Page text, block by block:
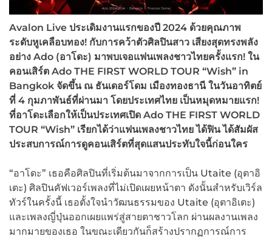
Avalon Live ประเดิมงานแรกของปี 2024 ด้วยคุณภาพ
ระดับหูเคลือบทอง! กับการคว้าตัวศิลปินสาว เสียงสุดทรงพลัง
อย่าง Ado (อาโดะ) มาพบเจอแฟนเพลงชาวไทยครั้งแรก! ใน
คอนเสิร์ต Ado THE FIRST WORLD TOUR “Wish” in
Bangkok จัดขึ้น ณ ธันเดอร์โดม เมืองทองธานี ในวันอาทิตย์
ที่ 4 กุมภาพันธ์ที่ผ่านมา โดยประเทศไทย เป็นหมุดหมายแรก!
ที่อาโดะเลือกให้เป็นประเทศเปิด Ado THE FIRST WORLD
TOUR “Wish” เรียกได้ว่าแฟนเพลงชาวไทย ได้ฟิน ได้สัมผัส
ประสบการณ์การดูคอนเสิร์ตที่สุดแสนประทับใจนี้ก่อนใคร
“อาโดะ” เธอคือศิลปินที่เริ่มต้นมาจากการเป็น Utaite (อุตาอิ
เตะ) ศิลปินคัฟเวอร์เพลงที่ไม่เปิดเผยหน้าตา ดังนั้นสำหรับเวิร์ล
ทัวร์ในครั้งนี้ เธอตั้งใจนำวัฒนธรรมของ Utaite (อุตาอิเตะ)
และเพลงญี่ปุ่นออกเผยแพร่สู่สายตาชาวโลก ผ่านผลงานเพลง
มากมายของเธอ ในขณะเดียวกันก็สร้างปรากฏการณ์การ